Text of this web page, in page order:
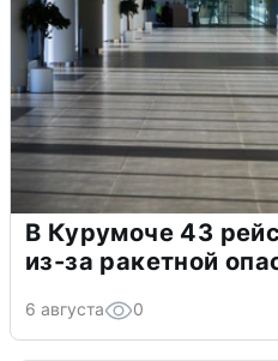
В Курумоче 43
из-за ракетной
6 августа 0